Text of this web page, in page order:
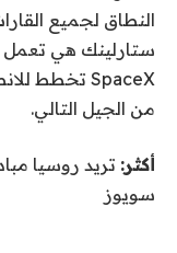
ستارلينك هي تعمل
SpaceX تخطط
من الجيل التالي.
أكثر:
سويوز